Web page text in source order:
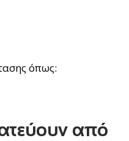
όπως:
από